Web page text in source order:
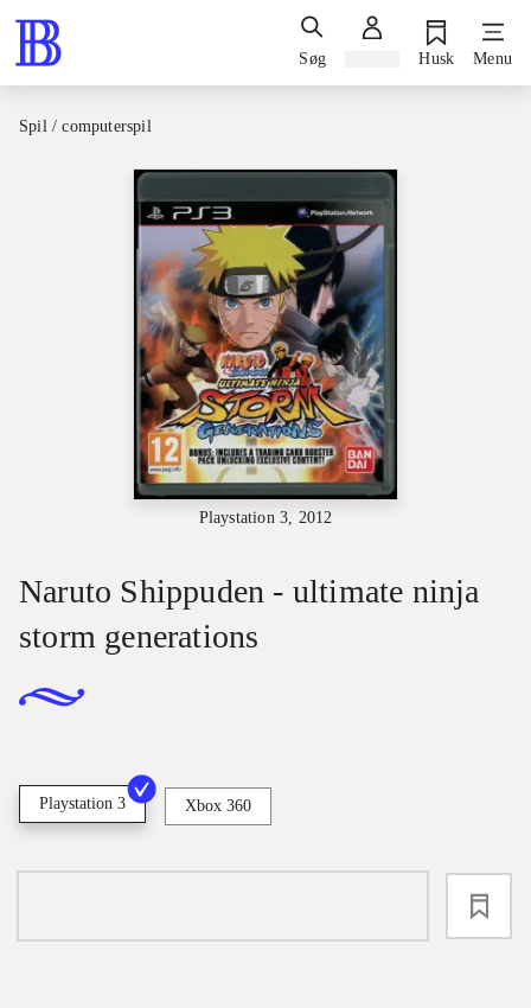
Søg Husk Menu
Spil / computerspil
Playstation 3, 2012
Naruto Shippuden - ultimate ninja
storm generations
Playstation 3 Xbox 360